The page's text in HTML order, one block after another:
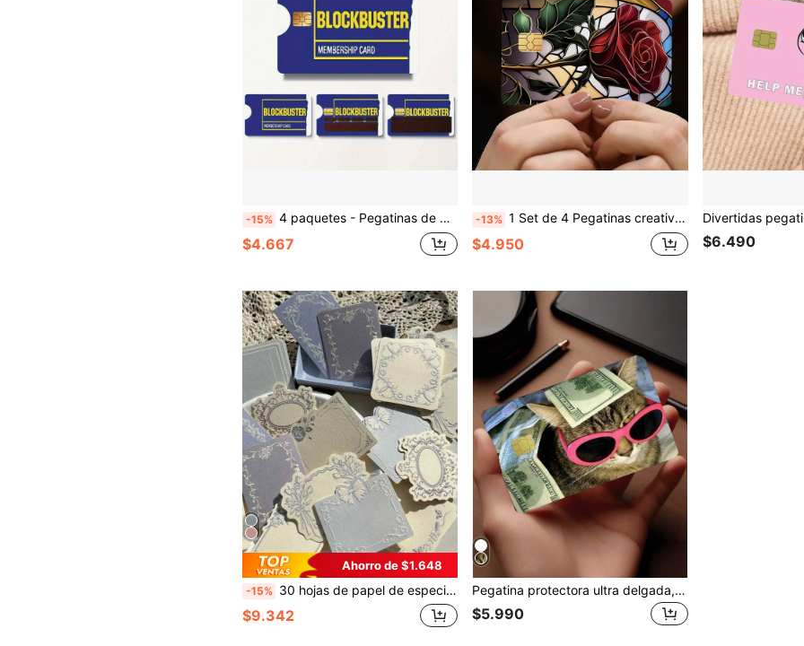
-15% 4 paquetes - Pegatinas de piel de tarjeta de crédito PVC premium - Resistentes al agua, resistentes a los arañazos, calcomanías protectoras antideslizantes para tarjetas de débito/llave - Sin respaldo, fácil de aplicar, removible, personalizable, 4 piezas/1 pieza
$4.667
-13% 1 Set de 4 Pegatinas creativas e interesantes para tarjetas de crédito con patrones, anti-huellas dactilares y anti-arañazos, ultra delgadas, impermeables, adecuadas para tarjetas de débito, de transporte y pegatinas de tarjetas de crédito, Día de San Valentín, Regalos, 4 piezas/1 pieza
$4.950 $6.490
Ahorro de $1.648
-15% 30 hojas de papel de especialidad grueso con relieve en estilo retro, con un marco de lazo floral, estilo Ins, tarjeta de notas escritura para decoración de diario, papel de artesanía
$9.342
Pegatina protectora ultra delgada, resistente al agua, resistente a los arañazos y antideslizante para tarjetas de crédito y tarjetas de identificación
$5.990